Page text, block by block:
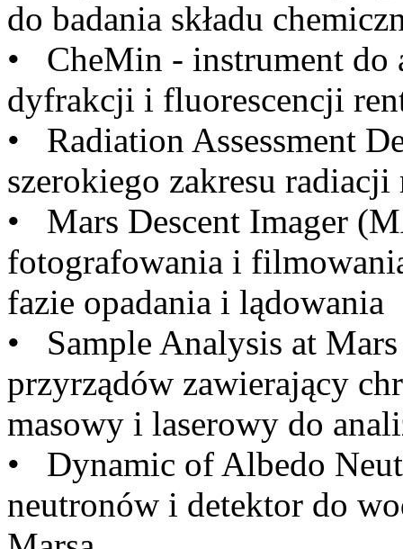
do badania składu
• CheMin - instrument do
dyfrakcji i fluorescencji
• Radiation Assessment
szerokiego zakresu
• Mars Descent Imager
fotografowania i
fazie opadania i lądowania
• Sample Analysis at
przyrządów zawierający
masowy i laserowy do
• Dynamic of Albedo
neutronów i detektor do